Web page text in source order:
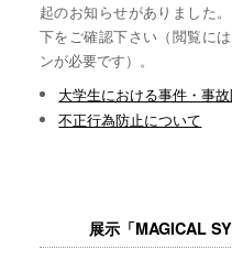
起のお知らせがありました
下をご確認下さい（閲覧に
ンが必要です）。
大学生における事件・事
不正行為防止について
展示「MAGICAL